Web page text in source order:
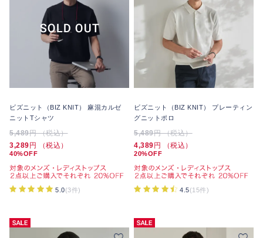
ビズニット（BIZ KNIT） 麻混カルゼ
ニットTシャツ
5,489円 （税込）
3,289円 （税込）
40%OFF
5.0(3件)
ビズニット（BIZ KNIT） プレーティン
グニットポロ
5,489円 （税込）
4,389円 （税込）
20%OFF
4.5(15件)